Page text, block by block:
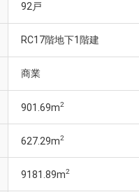
92戸
RC17階地下1階建
商業
901.69m2
627.29m2
9181.89m2